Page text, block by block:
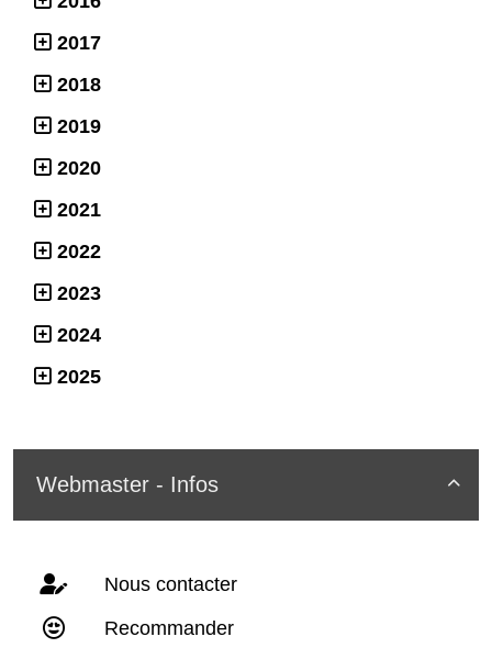
2017
2018
2019
2020
2021
2022
2023
2024
2025

Webmaster - Infos
Nous contacter
Recommander